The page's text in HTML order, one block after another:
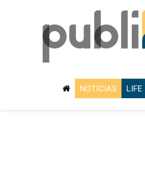
NOTICIAS LIFE